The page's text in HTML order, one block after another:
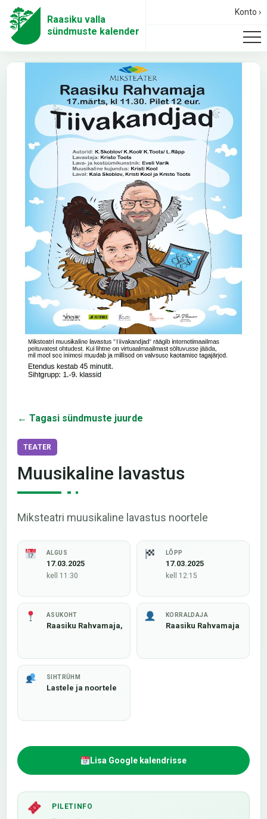
Raasiku valla
sündmuste kalender
Konto ›
← Tagasi sündmuste juurde
TEATER
Muusikaline lavastus
Miksteatri muusikaline lavastus noortele
ALGUS
17.03.2025
kell 11:30
LÕPP
17.03.2025
kell 12:15
ASUKOHT
Raasiku Rahvamaja,
KORRALDAJA
Raasiku Rahvamaja
SIHTRÜHM
Lastele ja noortele
Lisa Google kalendrisse
PILETINFO